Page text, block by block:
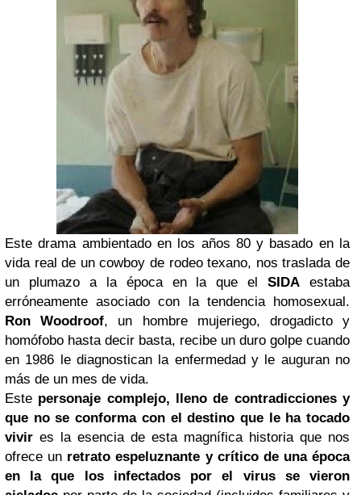
Este drama ambientado en los años 80 y basado en la
vida real de un cowboy de rodeo texano, nos traslada de
un plumazo a la época en la que elSIDA estaba
erróneamente asociado con la tendencia homosexual.
Ron Woodroof, un hombre mujeriego, drogadicto y
homófobo hasta decir basta, recibe un duro golpe cuando
en 1986 le diagnostican la enfermedad y le auguran no
más de un mes de vida.
Este personaje complejo, lleno de contradicciones y
que no se conforma con el destino que le ha tocado
vivir es la esencia de esta magnífica historia que nos
ofrece un retrato espeluznante y crítico de una época
en la que los infectados por el virus se vieron